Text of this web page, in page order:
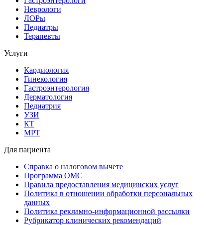
Неврологи
ЛОРы
Педиатры
Терапевты
Услуги
Кардиология
Гинекология
Гастроэнтерология
Дерматология
Педиатрия
УЗИ
КТ
МРТ
Для пациента
Справка о налоговом вычете
Программа ОМС
Правила предоставления медицинских услуг
Политика в отношении обработки персональных
данных
Политика рекламно-информационной рассылки
Рубрикатор клинических рекомендаций